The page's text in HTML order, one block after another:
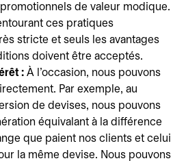
de valeur modique.
ces pratiques
stricte et seuls les avantages
doivent être acceptés.
: À l'occasion, nous pouvons
Par exemple, au
de devises, nous pouvons
équivalant à la différence
que paient nos clients et celui
la même devise. Nous pouvons